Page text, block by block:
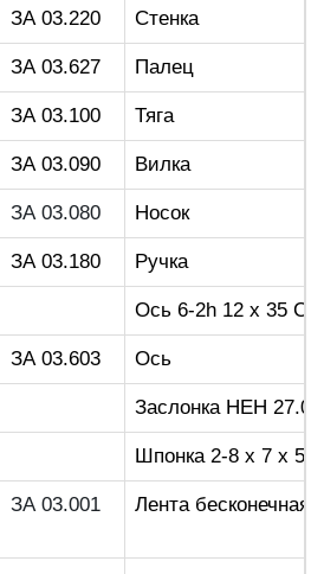
ЗА 03.220 Стенка
ЗА 03.627 Палец
ЗА 03.100 Тяга
ЗА 03.090 Вилка
ЗА 03.080 Носок
ЗА 03.180 Ручка
Ось 6-2h 12 х 35
ЗА 03.603 Ось
Заслонка НЕН
Шпонка 2-8 х 7 х 50
ЗА 03.001 Лента бесконечная